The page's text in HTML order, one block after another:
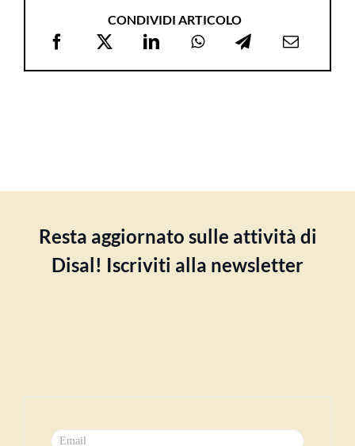
CONDIVIDI ARTICOLO
Resta aggiornato sulle attività di
Disal! Iscriviti alla newsletter